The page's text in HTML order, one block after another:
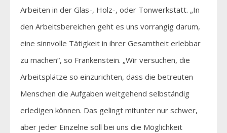
Arbeiten in der Glas-, Holz-, oder Tonwerkstatt. „In
den Arbeitsbereichen geht es uns vorrangig darum,
eine sinnvolle Tätigkeit in ihrer Gesamtheit erlebbar
zu machen“, so Frankenstein. „Wir versuchen, die
Arbeitsplätze so einzurichten, dass die betreuten
Menschen die Aufgaben weitgehend selbständig
erledigen können. Das gelingt mitunter nur schwer,
aber jeder Einzelne soll bei uns die Möglichkeit